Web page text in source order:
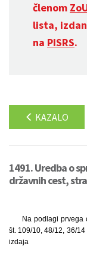
členom
lista,
na PISRS.
KAZALO
1491. Uredba o
državnih cest,
Na podlagi prvega
št. 109/10, 48/12, 36/
izdaja